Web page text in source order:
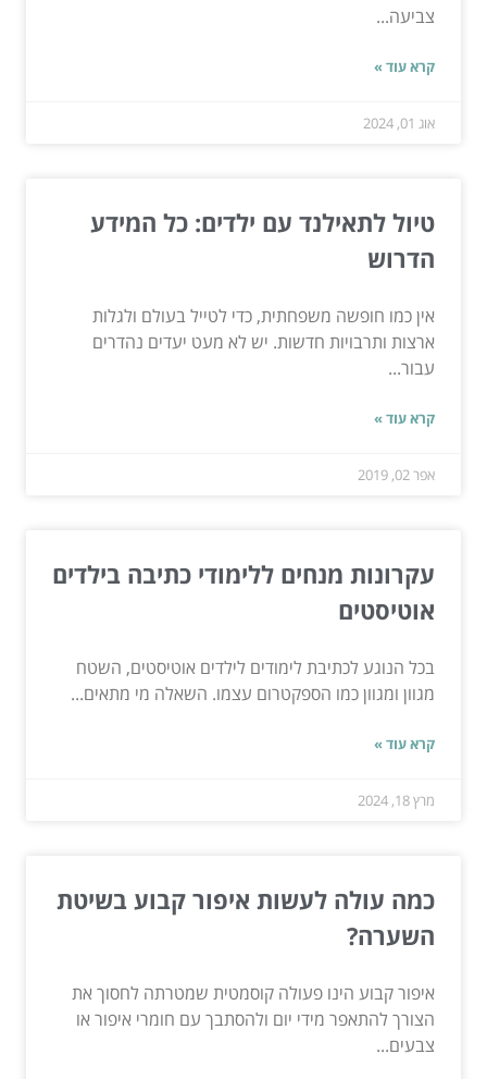
צביעה...
קרא עוד »
אוג 01, 2024
טיול לתאילנד עם ילדים: כל המידע
הדרוש
אין כמו חופשה משפחתית, כדי לטייל בעולם ולגלות
ארצות ותרבויות חדשות. יש לא מעט יעדים נהדרים
עבור...
קרא עוד »
אפר 02, 2019
עקרונות מנחים ללימודי כתיבה בילדים
אוטיסטים
בכל הנוגע לכתיבת לימודים לילדים אוטיסטים, השטח
מגוון ומגוון כמו הספקטרום עצמו. השאלה מי מתאים...
קרא עוד »
מרץ 18, 2024
כמה עולה לעשות איפור קבוע בשיטת
השערה?
איפור קבוע הינו פעולה קוסמטית שמטרתה לחסוך את
הצורך להתאפר מידי יום ולהסתבך עם חומרי איפור או
צבעים...